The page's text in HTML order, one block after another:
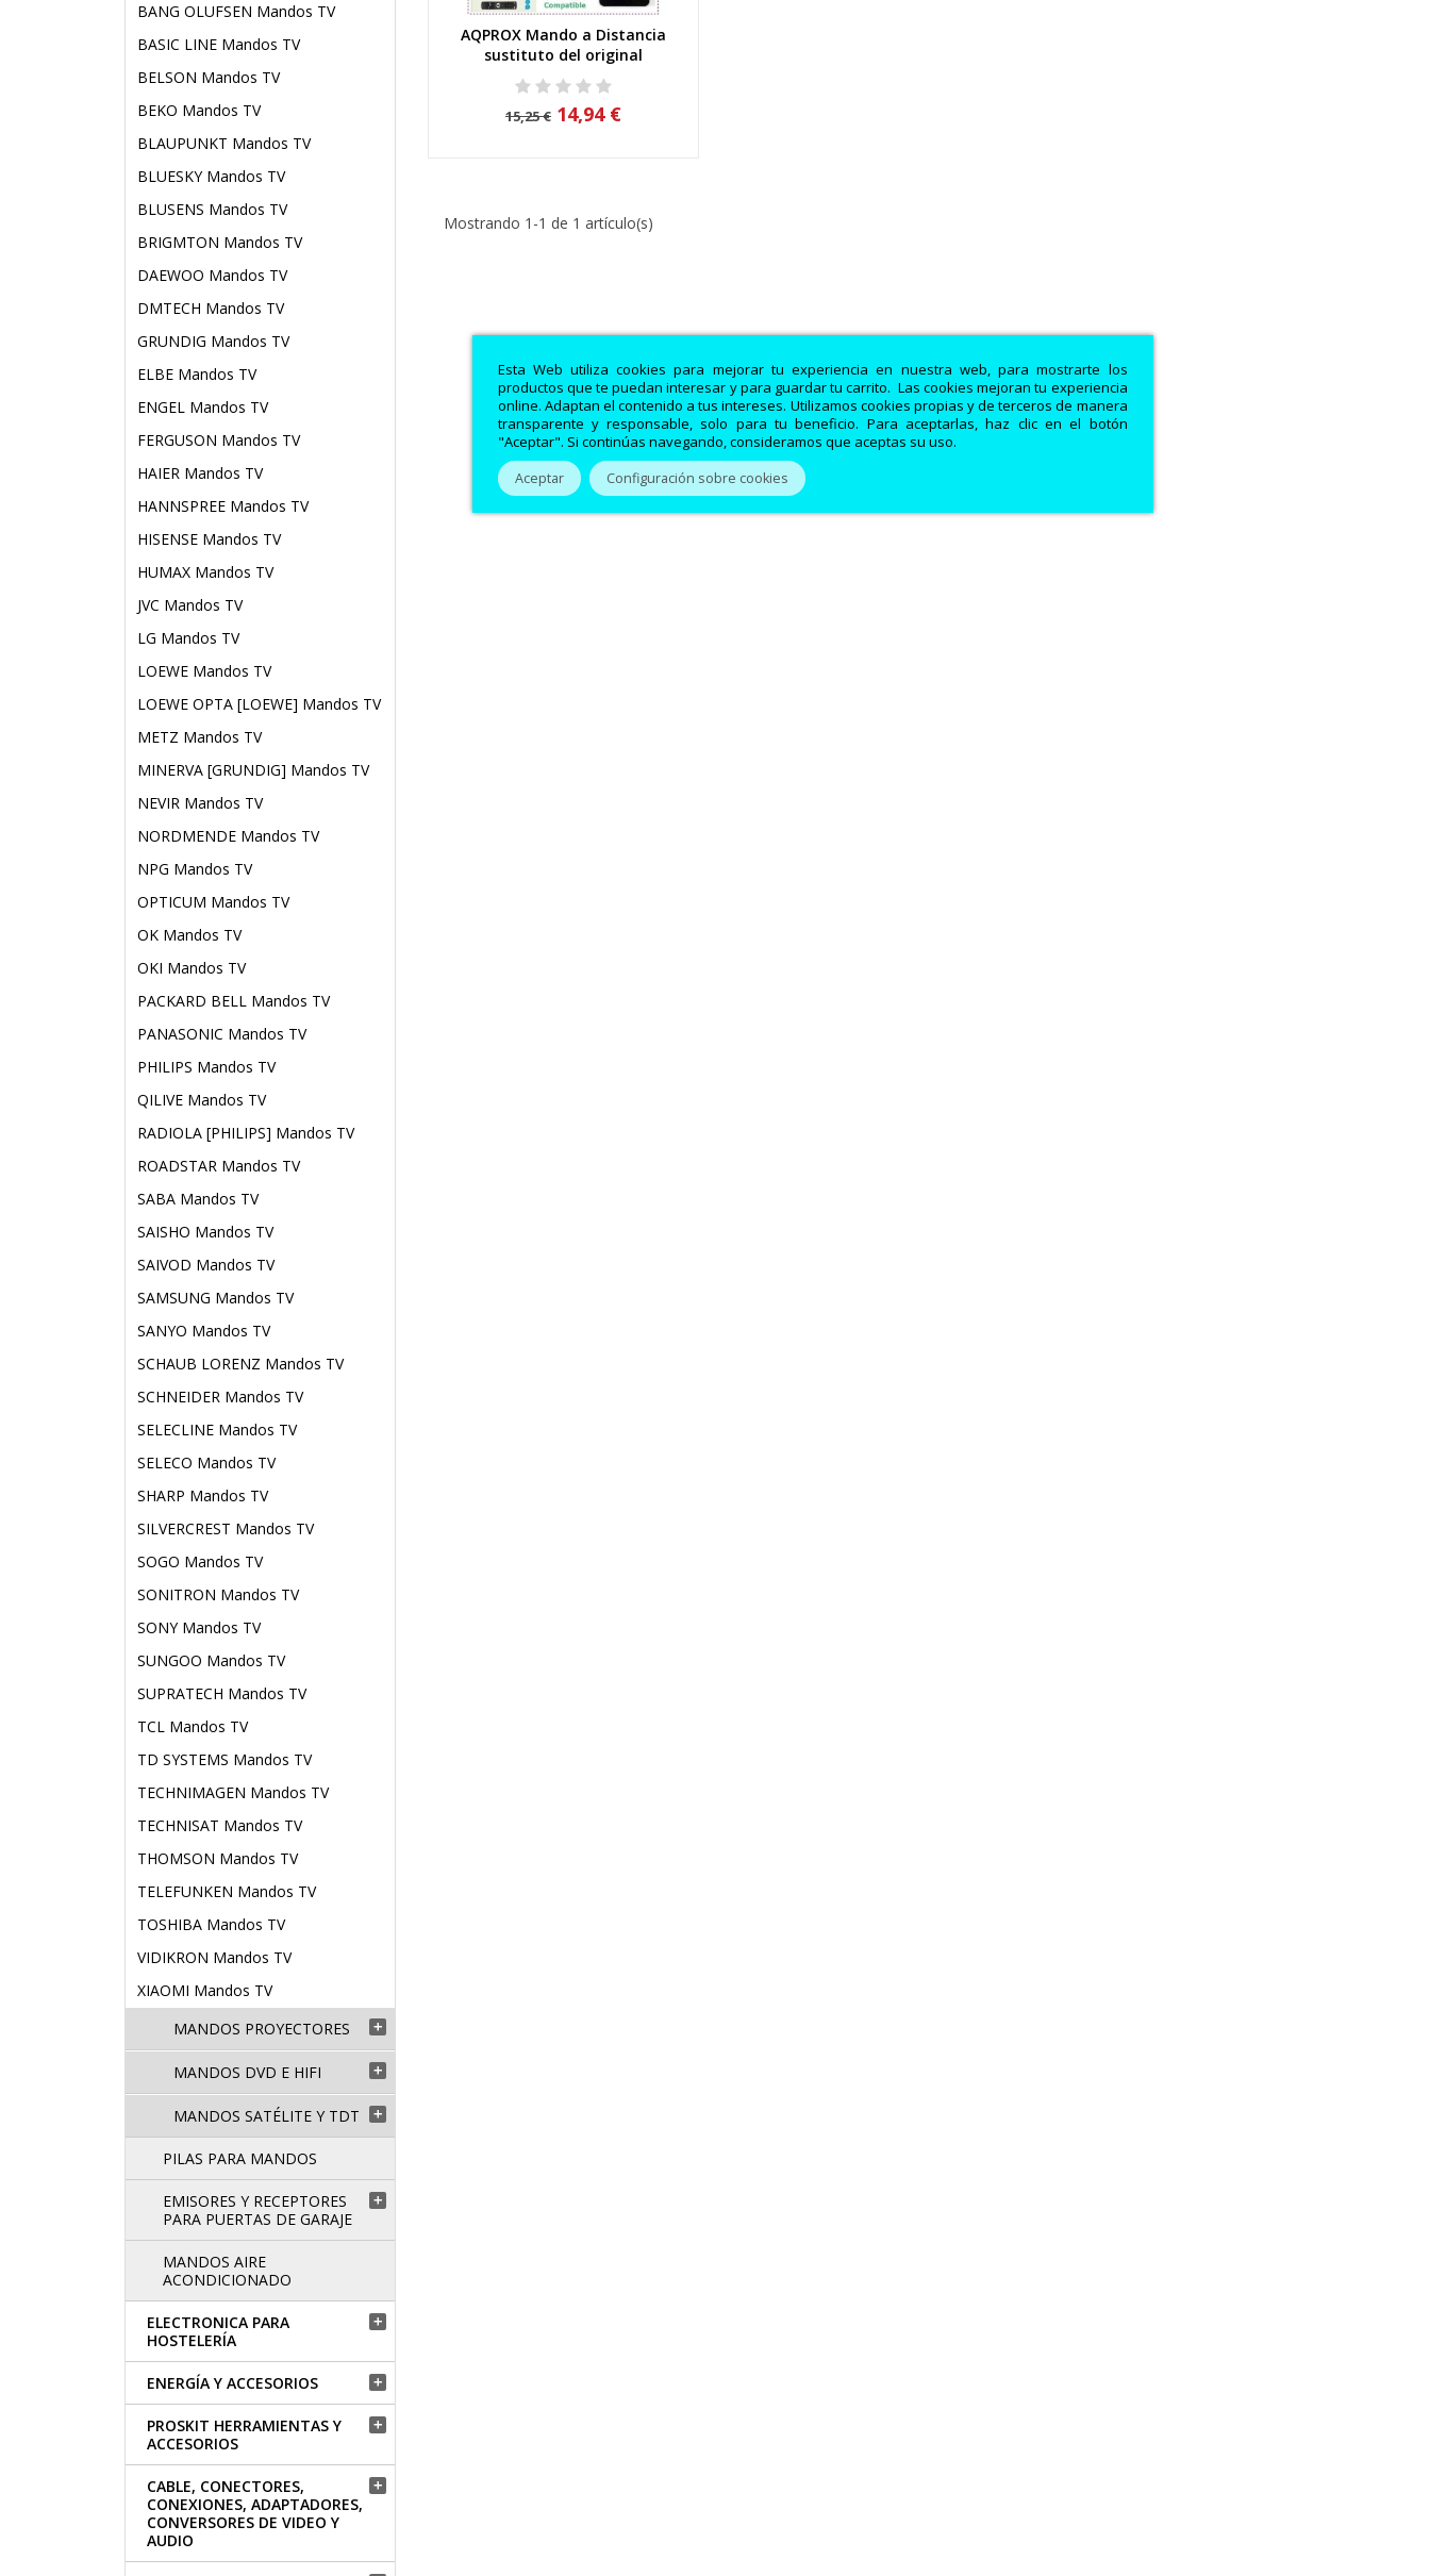
Esta Web utiliza cookies para mejorar tu experiencia en nuestra web, para mostrarte los
productos que te puedan interesar y para guardar tu carrito. Las cookies mejoran tu experiencia
online. Adaptan el contenido a tus intereses. Utilizamos cookies propias y de terceros de manera
transparente y responsable, solo para tu beneficio. Para aceptarlas, haz clic en el botón
"Aceptar". Si continúas navegando, consideramos que aceptas su uso.
Aceptar Configuración sobre cookies
BANG OLUFSEN Mandos TV
BASIC LINE Mandos TV
BELSON Mandos TV
BEKO Mandos TV
BLAUPUNKT Mandos TV
BLUESKY Mandos TV
BLUSENS Mandos TV
BRIGMTON Mandos TV
DAEWOO Mandos TV
DMTECH Mandos TV
GRUNDIG Mandos TV
ELBE Mandos TV
ENGEL Mandos TV
FERGUSON Mandos TV
HAIER Mandos TV
HANNSPREE Mandos TV
HISENSE Mandos TV
HUMAX Mandos TV
JVC Mandos TV
LG Mandos TV
LOEWE Mandos TV
LOEWE OPTA [LOEWE] Mandos TV
METZ Mandos TV
MINERVA [GRUNDIG] Mandos TV
NEVIR Mandos TV
NORDMENDE Mandos TV
NPG Mandos TV
OPTICUM Mandos TV
OK Mandos TV
OKI Mandos TV
PACKARD BELL Mandos TV
PANASONIC Mandos TV
PHILIPS Mandos TV
QILIVE Mandos TV
RADIOLA [PHILIPS] Mandos TV
ROADSTAR Mandos TV
SABA Mandos TV
SAISHO Mandos TV
SAIVOD Mandos TV
SAMSUNG Mandos TV
SANYO Mandos TV
SCHAUB LORENZ Mandos TV
SCHNEIDER Mandos TV
SELECLINE Mandos TV
SELECO Mandos TV
SHARP Mandos TV
SILVERCREST Mandos TV
SOGO Mandos TV
SONITRON Mandos TV
SONY Mandos TV
SUNGOO Mandos TV
SUPRATECH Mandos TV
TCL Mandos TV
TD SYSTEMS Mandos TV
TECHNIMAGEN Mandos TV
TECHNISAT Mandos TV
THOMSON Mandos TV
TELEFUNKEN Mandos TV
TOSHIBA Mandos TV
VIDIKRON Mandos TV
XIAOMI Mandos TV
MANDOS PROYECTORES

MANDOS DVD E HIFI 
MANDOS SATÉLITE Y TDT 
PILAS PARA MANDOS
EMISORES Y RECEPTORES
PARA PUERTAS DE GARAJE

MANDOS AIRE
ACONDICIONADO
ELECTRONICA PARA
HOSTELERÍA

ENERGÍA Y ACCESORIOS 
PROSKIT HERRAMIENTAS Y
ACCESORIOS

CABLE, CONECTORES,
CONEXIONES, ADAPTADORES,
CONVERSORES DE VIDEO Y
AUDIO

Vista rápida
AQPROX Mando a Distancia
sustituto del original
15,25 € 14,94 €
Mostrando 1-1 de 1 artículo(s)